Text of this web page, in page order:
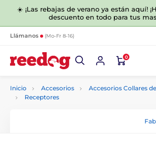
☀️ ¡Las rebajas de verano ya están aquí!
descuento en todo para tus
Llámanos (Mo-Fr 8-16)
0
Inicio Accesorios
Accesorios Collares
Receptores